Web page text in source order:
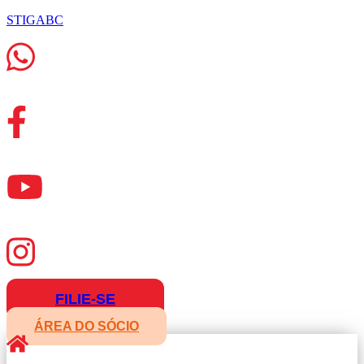
STIGABC
FILIE-SE
ÁREA DO SÓCIO